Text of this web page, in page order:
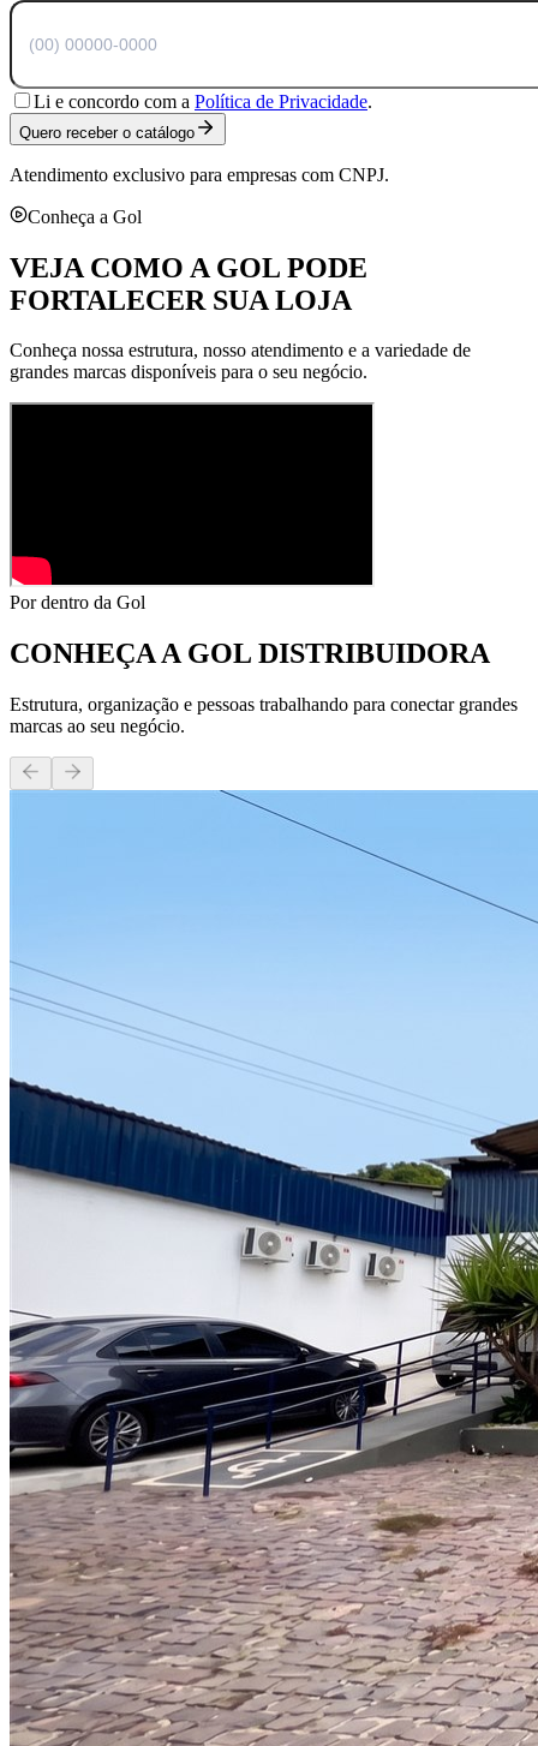
Li e concordo com a Política de Privacidade.
Quero receber o catálogo
Atendimento exclusivo para empresas com CNPJ.
Conheça a Gol
VEJA COMO A GOL PODE
FORTALECER SUA LOJA
Conheça nossa estrutura, nosso atendimento e a variedade de
grandes marcas disponíveis para o seu negócio.
Por dentro da Gol
CONHEÇA AGOL DISTRIBUIDORA
Estrutura, organização e pessoas trabalhando para conectar grandes
marcas ao seu negócio.